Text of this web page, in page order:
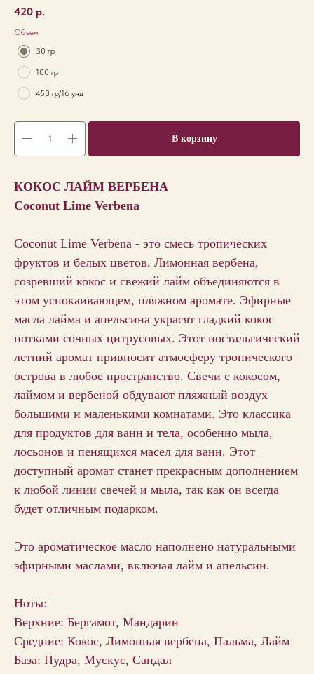
420 р.
Объем
30 гр
100 гр
450 гр/16 унц
В корзину
КОКОС ЛАЙМ ВЕРБЕНА
Coconut Lime Verbena
Coconut Lime Verbena - это смесь тропических
фруктов и белых цветов. Лимонная вербена,
созревший кокос и свежий лайм объединяются в
этом успокаивающем, пляжном аромате. Эфирные
масла лайма и апельсина украсят гладкий кокос
нотками сочных цитрусовых. Этот ностальгический
летний аромат привносит атмосферу тропического
острова в любое пространство. Свечи с кокосом,
лаймом и вербеной обдувают пляжный воздух
большими и маленькими комнатами. Это классика
для продуктов для ванн и тела, особенно мыла,
лосьонов и пенящихся масел для ванн. Этот
доступный аромат станет прекрасным дополнением
к любой линии свечей и мыла, так как он всегда
будет отличным подарком.
Это ароматическое масло наполнено натуральными
эфирными маслами, включая лайм и апельсин.
Ноты:
Верхние: Бергамот, Мандарин
Средние: Кокос, Лимонная вербена, Пальма, Лайм
База: Пудра, Мускус, Сандал